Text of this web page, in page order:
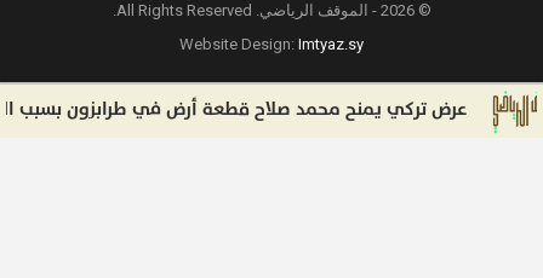
© 2026 - الموقف الرياضي. All Rights Reserved.
Website Design:Imtyaz.sy
تركي يمنح محمد صلاح قطعة أرض في طرابزون بسبب التغير